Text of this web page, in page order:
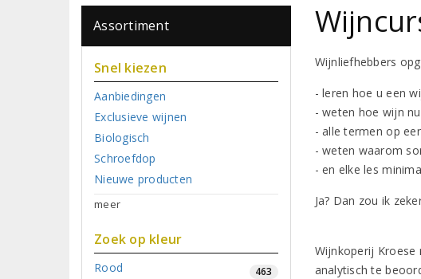
Assortiment
Snel kiezen
Aanbiedingen
Exclusieve wijnen
Biologisch
Schroefdop
Nieuwe producten
meer
Zoek op kleur
Rood 463
Wijnliefhebbers
- leren hoe u een
- weten hoe wijn
- alle termen op
- weten waarom
- en elke les
Ja? Dan zou ik
Wijnkoperij Kroese
analytisch te